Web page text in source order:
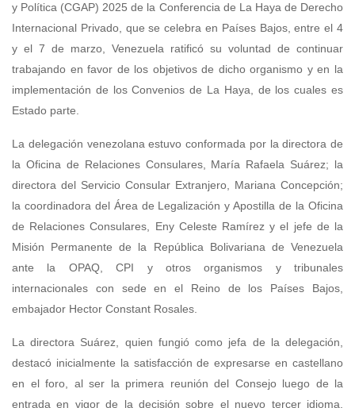
y Política (CGAP) 2025 de la Conferencia de La Haya de Derecho
Internacional Privado, que se celebra en Países Bajos, entre el 4
y el 7 de marzo,
Venezuela ratificó su voluntad de continuar
trabajando en favor de los objetivos de dicho organismo y en la
implementación de los Convenios de La Haya, de los cuales es
Estado parte.
La delegación venezolana estuvo conformada por la directora de
la Oficina de Relaciones Consulares, María Rafaela Suárez; la
directora del Servicio Consular Extranjero, Mariana Concepción;
la coordinadora del Área de Legalización y Apostilla de la Oficina
de Relaciones Consulares, Eny Celeste Ramírez y el jefe de la
Misión Permanente de la República Bolivariana de Venezuela
ante la OPAQ, CPI y otros organismos y tribunales
internacionales con sede en el Reino de los Países Bajos,
embajador Hector Constant Rosales.
La directora Suárez, quien fungió como jefa de la delegación,
destacó inicialmente la satisfacción de expresarse en castellano
en el foro, al ser la primera reunión del Consejo luego de la
entrada en vigor de la decisión sobre el nuevo tercer idioma,